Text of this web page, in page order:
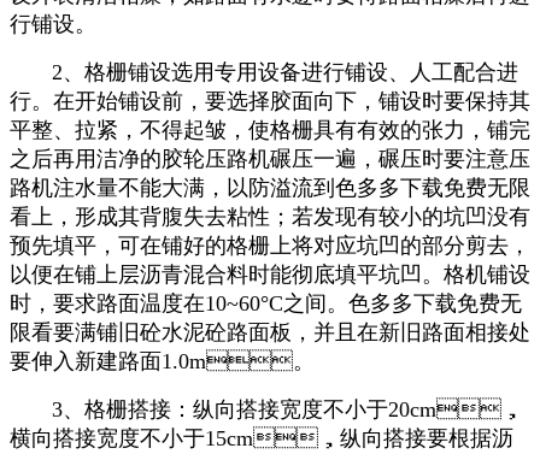
行铺设。
2、格栅铺设选用专用设备进行铺设、人工配合进
行。在开始铺设前，要选择胶面向下，铺设时要保持其
平整、拉紧，不得起皱，使格栅具有有效的张力，铺完
之后再用洁净的胶轮压路机碾压一遍，碾压时要注意压
路机注水量不能大满，以防溢流到色多多下载免费无限
看上，形成其背腹失去粘性；若发现有较小的坑凹没有
预先填平，可在铺好的格栅上将对应坑凹的部分剪去，
以便在铺上层沥青混合料时能彻底填平坑凹。格机铺设
时，要求路面温度在10~60°C之间。色多多下载免费无
限看要满铺旧砼水泥砼路面板，并且在新旧路面相接处
要伸入新建路面1.0m。
3、格栅搭接：纵向搭接宽度不小于20cm，
横向搭接宽度不小于15cm，纵向搭接要根据沥